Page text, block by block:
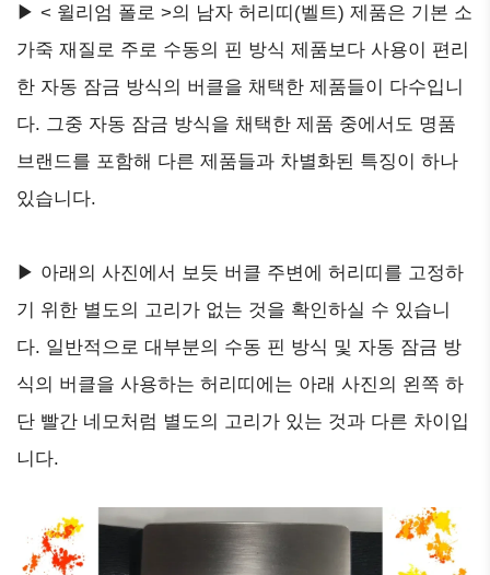
▶ < 윌리엄 폴로 >의 남자 허리띠(벨트) 제품은 기본 소
가죽 재질로 주로 수동의 핀 방식 제품보다 사용이 편리
한 자동 잠금 방식의 버클을 채택한 제품들이 다수입니
다. 그중 자동 잠금 방식을 채택한 제품 중에서도 명품
브랜드를 포함해 다른 제품들과 차별화된 특징이 하나
있습니다.
▶ 아래의 사진에서 보듯 버클 주변에 허리띠를 고정하
기 위한 별도의 고리가 없는 것을 확인하실 수 있습니
다. 일반적으로 대부분의 수동 핀 방식 및 자동 잠금 방
식의 버클을 사용하는 허리띠에는 아래 사진의 왼쪽 하
단 빨간 네모처럼 별도의 고리가 있는 것과 다른 차이입
니다.